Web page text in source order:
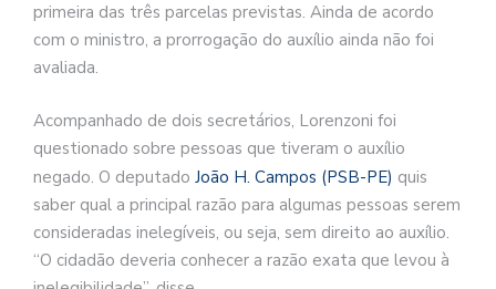
primeira das três parcelas previstas. Ainda de acordo
com o ministro, a prorrogação do auxílio ainda não foi
avaliada.
Acompanhado de dois secretários, Lorenzoni foi
questionado sobre pessoas que tiveram o auxílio
negado. O deputado João H. Campos (PSB-PE) quis
saber qual a principal razão para algumas pessoas serem
consideradas inelegíveis, ou seja, sem direito ao auxílio.
“O cidadão deveria conhecer a razão exata que levou à